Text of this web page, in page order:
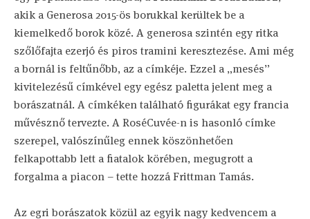
akik a Generosa 2015-ös borukkal kerültek be a
kiemelkedő borok közé. A generosa szintén egy ritka
szőlőfajta ezerjó és piros tramini keresztezése. Ami még
a bornál is feltűnőbb, az a címkéje. Ezzel a „mesés”
kivitelezésű címkével egy egész paletta jelent meg a
borászatnál. A címkéken található figurákat egy francia
művésznő tervezte. A RoséCuvée-n is hasonló címke
szerepel, valószínűleg ennek köszönhetően
felkapottabb lett a fiatalok körében, megugrott a
forgalma a piacon – tette hozzá Frittman Tamás.
Az egri borászatok közül az egyik nagy kedvencem a